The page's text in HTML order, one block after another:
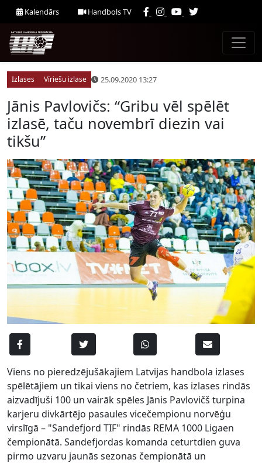
Kalendārs Handbols TV
Izlases Vīriešu izlase 25.09.2020 13:27
Jānis Pavlovičs: “Gribu vēl spēlēt
izlasē, taču novembrī diezin vai
tikšu”
Viens no pieredzējušākajiem Latvijas handbola izlases
spēlētājiem un tikai viens no četriem, kas izlases rindās
aizvadījuši 100 un vairāk spēles Jānis Pavlovičš turpina
karjeru divkārtējo pasaules vicečempionu norvēģu
virslīgā – "Sandefjord TIF" rindās REMA 1000 Ligaen
čempionātā. Sandefjordas komanda ceturtdien guva
pirmo uzvaru jaunās sezonas čempionātā un